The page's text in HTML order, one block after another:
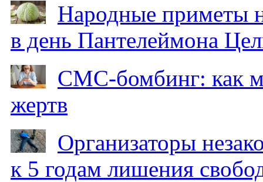
Народные приметы
в день Пантелеймона
СМС-бомбинг: как
жертв
Организаторы
к 5 годам лишения